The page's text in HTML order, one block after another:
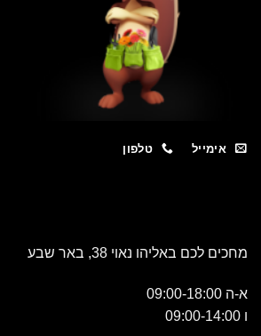
טלפון
באליהו נאוי 38, באר שבע